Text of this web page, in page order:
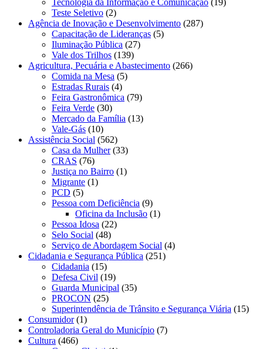
Teste Seletivo (2)
Agência de Inovação e Desenvolvimento (287)
Capacitação de Lideranças (5)
Iluminação Pública (27)
Vale dos Trilhos (139)
Agricultura, Pecuária e Abastecimento (266)
Comida na Mesa (5)
Estradas Rurais (4)
Feira Gastronômica (79)
Feira Verde (30)
Mercado da Família (13)
Vale-Gás (10)
Assistência Social (562)
Casa da Mulher(33)
CRAS (76)
Justiça no Bairro (1)
Migrante (1)
PCD (5)
Pessoa com Deficiência (9)
Oficina da Inclusão (1)
Pessoa Idosa (22)
Selo Social (48)
Serviço de Abordagem Social (4)
Cidadania e Segurança Pública (251)
Cidadania (15)
Defesa Civil (19)
Guarda Municipal (35)
PROCON (25)
Superintendência de Trânsito e Segurança Viária (15)
Consumidor(1)
Controladoria Geral do Município (7)
Cultura (466)